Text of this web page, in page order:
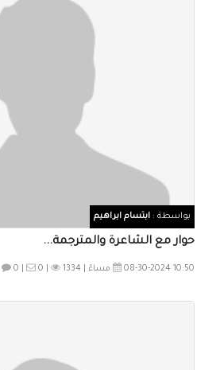
بواسطة :ابتسام ابراهيم
حوار مع الشاعرة والمترجمة...
08-30-2024 10:50 مساءً | 0 | 0 | 1334